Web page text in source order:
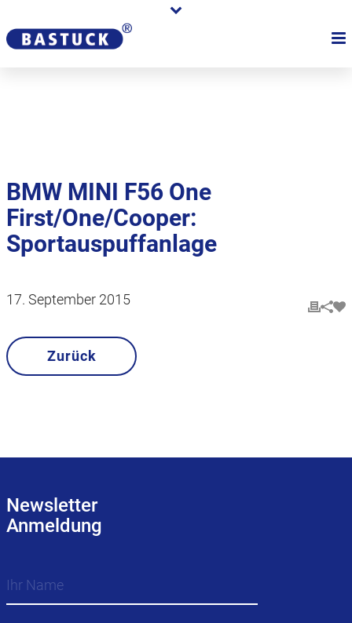
Händler
BMW MINI F56 One
First/One/Cooper:
Sportauspuffanlage
17. September 2015
Zurück
Newsletter
Anmeldung